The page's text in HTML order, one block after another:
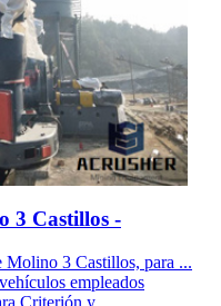
3 Castillos -
3 Castillos, para ...
empleados
Criterión y ...